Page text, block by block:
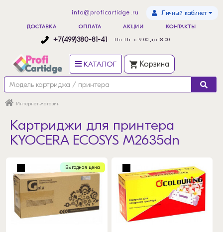
info@proficartidge.ru Личный кабинет
ДОСТАВКА ОПЛАТА АКЦИИ КОНТАКТЫ
+7(499)380-81-41 Пн-Пт: с 9:00 до 18:00
КАТАЛОГ Корзина
Интернет-магазин
Картриджи для принтера
KYOCERA ECOSYS M2635dn
Выгодная цена